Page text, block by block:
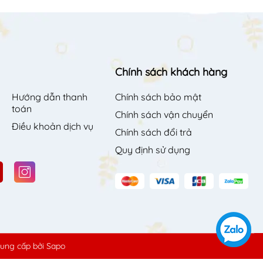
Hướng dẫn thanh
toán
Điều khoản dịch vụ
Chính sách khách hàng
Chính sách bảo mật
Chính sách vận chuyển
Chính sách đổi trả
Quy định sử dụng
cấp bởi Sapo